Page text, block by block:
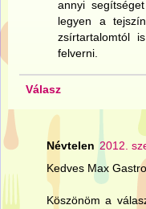
annyi
legyen a
zsírtartalomtól
felverni.
Válasz
Névtelen 2012.
Kedves Max
Köszönöm a